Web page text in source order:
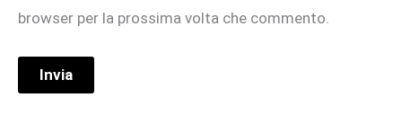
browser per la prossima volta che commento.